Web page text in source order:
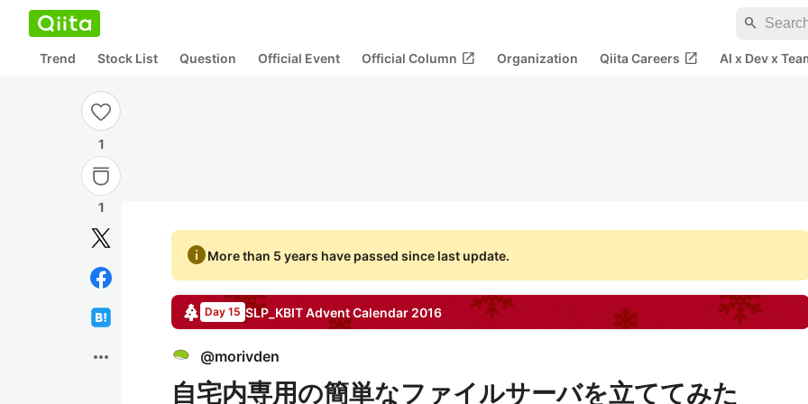
search
Trend Stock List Question Official Event Official Column open_in_new Organization Qiita Careers open_in_new AI x Dev x
1
1
more_horiz
infoMore than 5 years have passed since last update.
Day 15 SLP_KBITAdvent Calendar 2016
@morivden
自宅内専用の簡単なファイルサーバを立ててみた